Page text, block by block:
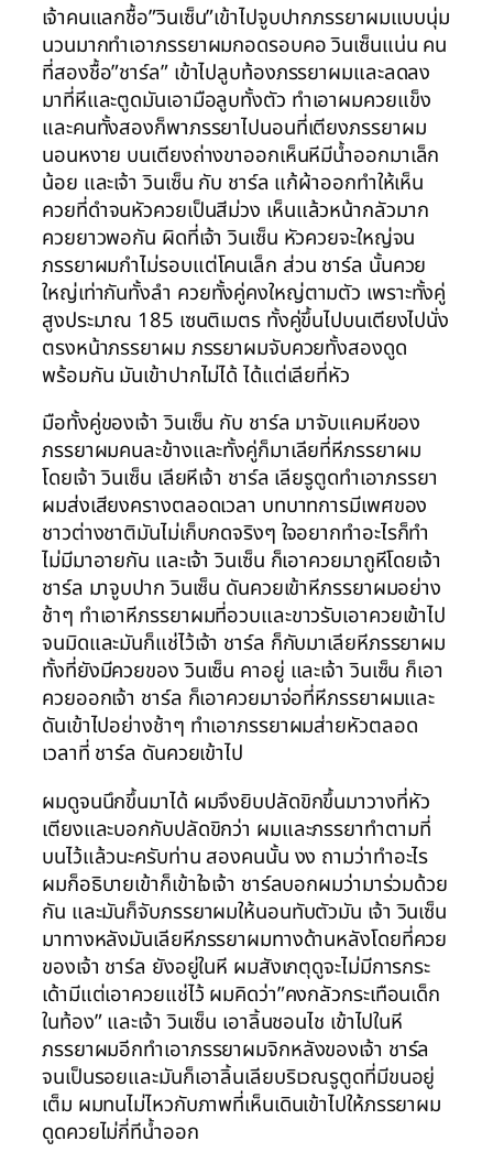
เจ้าคนแลกชื้อ”วินเซ็น”เข้าไปจูบปากภรรยาผมแบบนุ่ม
นวนมากทำเอาภรรยาผมกอดรอบคอ วินเซ็นแน่น คน
ที่สองชื้อ”ชาร์ล” เข้าไปลูบท้องภรรยาผมและลดลง
มาที่หีและตูดมันเอามือลูบทั้งตัว ทำเอาผมควยแข็ง
และคนทั้งสองก็พาภรรยาไปนอนที่เตียงภรรยาผม
นอนหงาย บนเตียงถ่างขาออกเห็นหีมีน้ำออกมาเล็ก
น้อย และเจ้า วินเซ็น กับ ชาร์ล แก้ผ้าออกทำให้เห็น
ควยที่ดำจนหัวควยเป็นสีม่วง เห็นแล้วหน้ากลัวมาก
ควยยาวพอกัน ผิดที่เจ้า วินเซ็น หัวควยจะใหญ่จน
ภรรยาผมกำไม่รอบแต่โคนเล็ก ส่วน ชาร์ล นั้นควย
ใหญ่เท่ากันทั้งลำ ควยทั้งคู่คงใหญ่ตามตัว เพราะทั้งคู่
สูงประมาณ 185 เซนติเมตร ทั้งคู่ขึ้นไปบนเตียงไปนั่ง
ตรงหน้าภรรยาผม ภรรยาผมจับควยทั้งสองดูด
พร้อมกัน มันเข้าปากไม่ได้ ได้แต่เลียที่หัว
มือทั้งคู่ของเจ้า วินเซ็น กับ ชาร์ล มาจับแคมหีของ
ภรรยาผมคนละข้างและทั้งคู่ก็มาเลียที่หีภรรยาผม
โดยเจ้า วินเซ็น เลียหีเจ้า ชาร์ล เลียรูตูดทำเอาภรรยา
ผมส่งเสียงครางตลอดเวลา บทบาทการมีเพศของ
ชาวต่างชาติมันไม่เก็บกดจริงๆ ใจอยากทำอะไรก็ทำ
ไม่มีมาอายกัน และเจ้า วินเซ็น ก็เอาควยมาถูหีโดยเจ้า
ชาร์ล มาจูบปาก วินเซ็น ดันควยเข้าหีภรรยาผมอย่าง
ช้าๆ ทำเอาหีภรรยาผมที่อวบและขาวรับเอาควยเข้าไป
จนมิดและมันก็แช่ไว้เจ้า ชาร์ล ก็กับมาเลียหีภรรยาผม
ทั้งที่ยังมีควยของ วินเซ็น คาอยู่ และเจ้า วินเซ็น ก็เอา
ควยออกเจ้า ชาร์ล ก็เอาควยมาจ่อที่หีภรรยาผมและ
ดันเข้าไปอย่างช้าๆ ทำเอาภรรยาผมส่ายหัวตลอด
เวลาที่ ชาร์ล ดันควยเข้าไป
ผมดูจนนึกขึ้นมาได้ ผมจึงยิบปลัดขิกขึ้นมาวางที่หัว
เตียงและบอกกับปลัดขิกว่า ผมและภรรยาทำตามที่
บนไว้แล้วนะครับท่าน สองคนนั้น งง ถามว่าทำอะไร
ผมก็อธิบายเข้าก็เข้าใจเจ้า ชาร์ลบอกผมว่ามาร่วมด้วย
กัน และมันก็จับภรรยาผมให้นอนทับตัวมัน เจ้า วินเซ็น
มาทางหลังมันเลียหีภรรยาผมทางด้านหลังโดยที่ควย
ของเจ้า ชาร์ล ยังอยู่ในหี ผมสังเกตุดูจะไม่มีการกระ
เด้ามีแต่เอาควยแช่ไว้ ผมคิดว่า”คงกลัวกระเทือนเด็ก
ในท้อง” และเจ้า วินเซ็น เอาลิ้นชอนไช เข้าไปในหี
ภรรยาผมอีกทำเอาภรรยาผมจิกหลังของเจ้า ชาร์ล
จนเป็นรอยและมันก็เอาลิ้นเลียบริเวณรูตูดที่มีขนอยู่
เต็ม ผมทนไม่ไหวกับภาพที่เห็นเดินเข้าไปให้ภรรยาผม
ดูดควยไม่กี่ทีน้ำออก